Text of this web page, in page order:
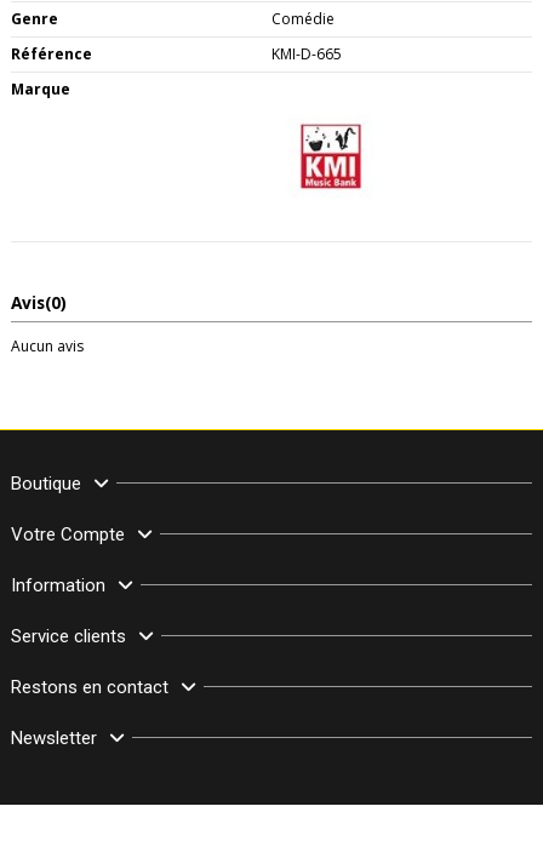
Genre
Comédie
Référence
KMI-D-665
Marque
Avis(0)
Aucun avis
Boutique
Votre Compte
Information
Service clients
Restons en contact
Newsletter